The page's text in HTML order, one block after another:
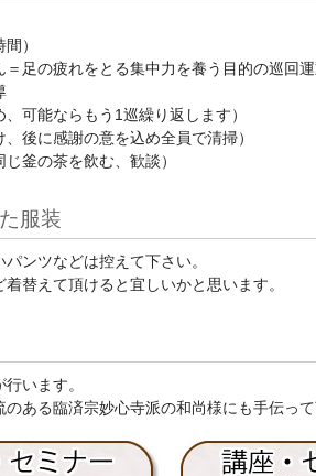
）
＝足の疲れをとる集中力を養う目的の巡回
、可能ならもう1巡繰り返します）
、後に感謝の意を込め全員で清掃）
じ釜の茶を飲む、歓談）
服装
ンツなどは控えて下さい。
替えて頂けると宜しいかと思います。
います。
のある臨済宗妙心寺派の和尚様にも手伝っ